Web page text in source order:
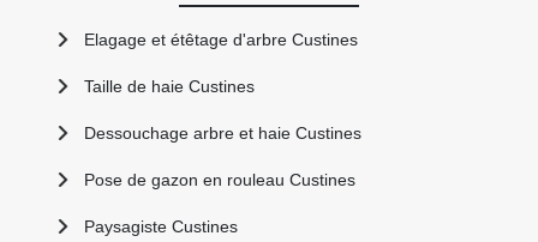
Elagage et étêtage d'arbre Custines
Taille de haie Custines
Dessouchage arbre et haie Custines
Pose de gazon en rouleau Custines
Paysagiste Custines